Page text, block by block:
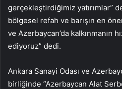
gerçekleştirdiğimiz yatırımlar”
bölgesel refah ve barışın en
ve Azerbaycan’da kalkınmanın
ediyoruz” dedi.
Ankara Sanayi Odası ve
birliğinde “Azerbaycan Alat